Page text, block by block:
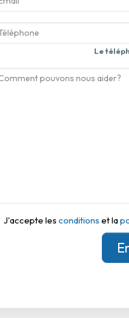
Le
J'accepte lesconditions et la